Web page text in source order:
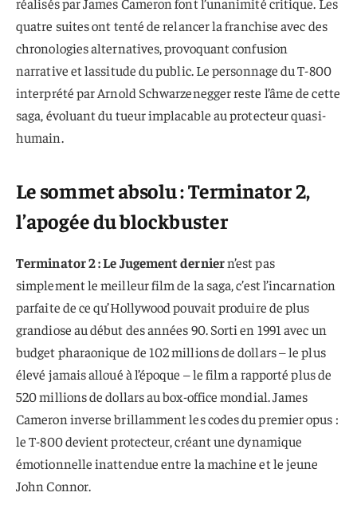
quatre suites ont tenté de relancer la franchise avec des
chronologies alternatives, provoquant confusion
narrative et lassitude du public. Le personnage du T-800
interprété par Arnold Schwarzenegger reste l’âme de cette
saga, évoluant du tueur implacable au protecteur quasi-
humain.
Le sommet absolu : Terminator 2,
l’apogée du blockbuster
Terminator 2 : Le Jugement derniern’est pas
simplement le meilleur film de la saga, c’est l’incarnation
parfaite de ce qu’Hollywood pouvait produire de plus
grandiose au début des années 90. Sorti en 1991 avec un
budget pharaonique de 102 millions de dollars – le plus
élevé jamais alloué à l’époque – le film a rapporté plus de
520 millions de dollars au box-office mondial. James
Cameron inverse brillamment les codes du premier opus :
le T-800 devient protecteur, créant une dynamique
émotionnelle inattendue entre la machine et le jeune
John Connor.